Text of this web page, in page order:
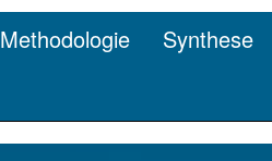
Methodologie Synthese